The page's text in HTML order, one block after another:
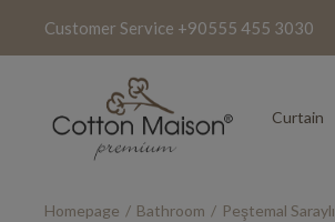
Customer Service +90555 455 3030
Curtain
Homepage Bathroom Peştemal Saraylı